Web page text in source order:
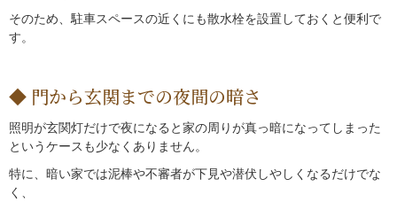
そのため、駐車スペースの近くにも散水栓を設置しておくと便利で
す。
門から玄関までの夜間の暗さ
照明が玄関灯だけで夜になると家の周りが真っ暗になってしまった
というケースも少なくありません。
特に、暗い家では泥棒や不審者が下見や潜伏しやしくなるだけでな
く、